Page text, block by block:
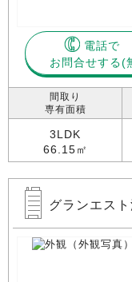
電話で
お問合せする
間取り
専有面積
3LDK
66.15㎡
グランエス